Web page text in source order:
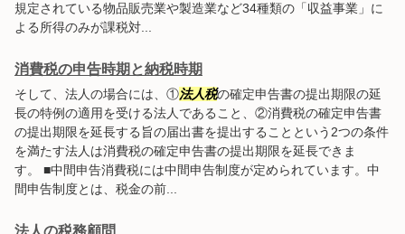
規定されている物品販売業や製造業など34種類の「収益事業」に
よる所得のみが課税対...
消費税の申告時期と納税時期
そして、法人の場合には、①法人税の確定申告書の提出期限の延
長の特例の適用を受ける法人であること、②消費税の確定申告書
の提出期限を延長する旨の届出書を提出することという2つの条件
を満たす法人は消費税の確定申告書の提出期限を延長できま
す。 ■中間申告消費税には中間申告制度が定められています。中
間申告制度とは、税金の前...
法人の税務顧問